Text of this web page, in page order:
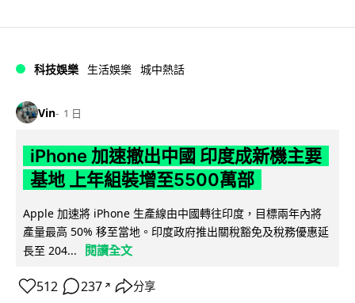
科技娛樂 生活娛樂 城中熱話
Vin 1 日
iPhone 加速撤出中國 印度成新機主要
基地 上年組裝增至5500萬部
Apple 加速將 iPhone 生產線由中國轉往印度，目標兩年內將
產量最高 50% 移至當地。印度政府推出關稅豁免及稅務優惠延
長至 204...
閱讀全文
512 237 ↗ 分享